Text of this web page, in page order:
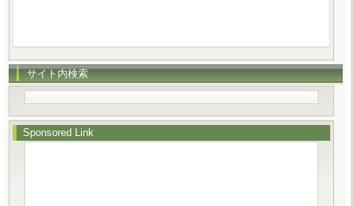
サイト内検索
Sponsored Link